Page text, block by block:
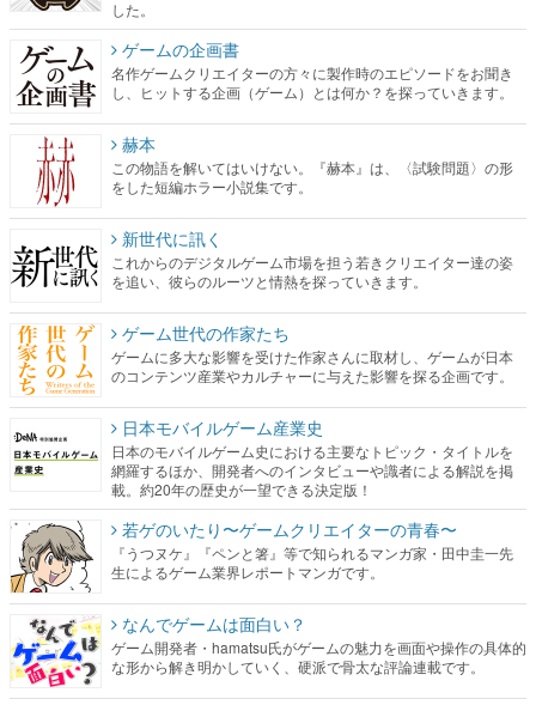
した。
ゲームの企画書
名作ゲームクリエイターの方々に製作時のエピソードをお聞き
し、ヒットする企画（ゲーム）とは何か？を探っていきます。
赫本
この物語を解いてはいけない。『赫本』は、〈試験問題〉の形
をした短編ホラー小説集です。
新世代に訊く
これからのデジタルゲーム市場を担う若きクリエイター達の姿
を追い、彼らのルーツと情熱を探っていきます。
ゲーム世代の作家たち
ゲームに多大な影響を受けた作家さんに取材し、ゲームが日本
のコンテンツ産業やカルチャーに与えた影響を探る企画です。
日本モバイルゲーム産業史
日本のモバイルゲーム史における主要なトピック・タイトルを
網羅するほか、開発者へのインタビューや識者による解説を掲
載。約20年の歴史が一望できる決定版！
若ゲのいたり〜ゲームクリエイターの青春〜
『うつヌケ』『ペンと箸』等で知られるマンガ家・田中圭一先
生によるゲーム業界レポートマンガです。
なんでゲームは面白い？
ゲーム開発者・hamatsu氏がゲームの魅力を画面や操作の具体的
な形から解き明かしていく、硬派で骨太な評論連載です。